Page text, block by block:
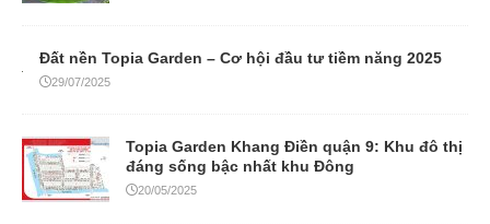
Đất nền Topia Garden – Cơ hội đầu tư tiềm năng 2025
29/07/2025
Topia Garden Khang Điền quận 9: Khu đô thị
đáng sống bậc nhất khu Đông
20/05/2025